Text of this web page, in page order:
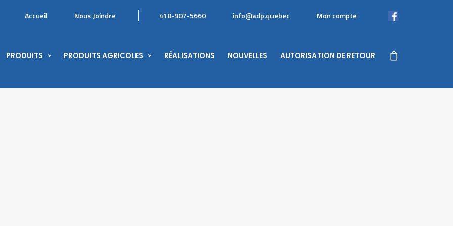
Accueil Nous Joindre 418-907-5660 info@adp.quebec Mon compte Facebook
PRODUITS PRODUITS AGRICOLES RÉALISATIONS NOUVELLES AUTORISATION DE RETOUR